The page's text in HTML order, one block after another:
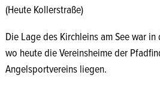
(Heute Kollerstraße)
Die Lage des Kirchleins am See war
wo heute die Vereinsheime der
Angelsportvereins liegen.